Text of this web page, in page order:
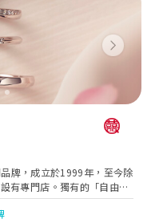
Next
牌，成立於1999年，至今除
有專門店。獨有的「自由選
解新人對婚戒的喜好和預
裸鑽挑選，從中選擇出符合